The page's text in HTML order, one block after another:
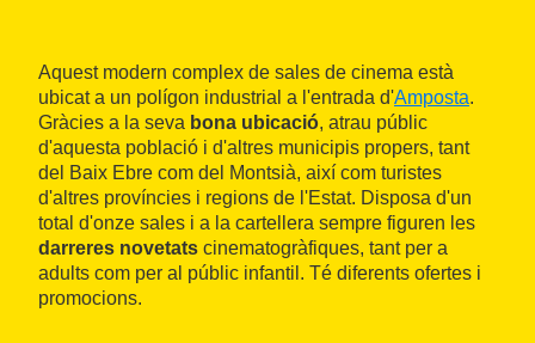
Aquest modern complex de sales de cinema està
ubicat a un polígon industrial a l'entrada d'Amposta.
Gràcies a la seva bona ubicació, atrau públic
d'aquesta població i d'altres municipis propers, tant
del Baix Ebre com del Montsià, així com turistes
d'altres províncies i regions de l'Estat. Disposa d'un
total d'onze sales i a la cartellera sempre figuren les
darreres novetats cinematogràfiques, tant per a
adults com per al públic infantil. Té diferents ofertes i
promocions.